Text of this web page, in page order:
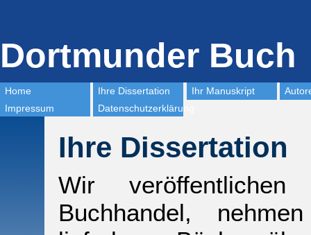
Dortmunder Buch
Home Ihre Dissertation Ihr Manuskript
Impressum
Datenschutzerklärung
Ihre Dissertation
Wir
Buchhandel,